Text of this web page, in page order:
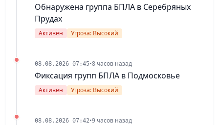
Обнаружена группа БПЛА в Серебряных
Прудах
Активен Угроза: Высокий
08.08.2026 07:45•8 часов назад
Фиксация групп БПЛА в Подмосковье
Активен Угроза: Высокий
08.08.2026 07:42•9 часов назад